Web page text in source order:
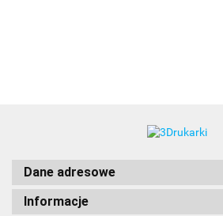
Dane adresowe
Informacje